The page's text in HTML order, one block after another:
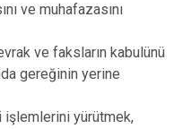
ve muhafazasını
ve faksların kabulünü
gereğinin yerine
işlemlerini yürütmek,